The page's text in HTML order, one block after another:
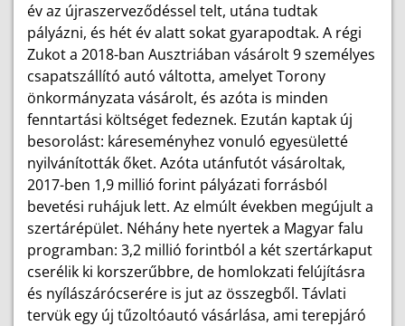
év az újraszerveződéssel telt, utána tudtak
pályázni, és hét év alatt sokat gyarapodtak. A régi
Zukot a 2018-ban Ausztriában vásárolt 9 személyes
csapatszállító autó váltotta, amelyet Torony
önkormányzata vásárolt, és azóta is minden
fenntartási költséget fedeznek. Ezután kaptak új
besorolást: káreseményhez vonuló egyesületté
nyilvánították őket. Azóta utánfutót vásároltak,
2017-ben 1,9 millió forint pályázati forrásból
bevetési ruhájuk lett. Az elmúlt években megújult a
szertárépület. Néhány hete nyertek a Magyar falu
programban: 3,2 millió forintból a két szertárkaput
cserélik ki korszerűbbre, de homlokzati felújításra
és nyílászárócserére is jut az összegből. Távlati
tervük egy új tűzoltóautó vásárlása, ami terepjáró